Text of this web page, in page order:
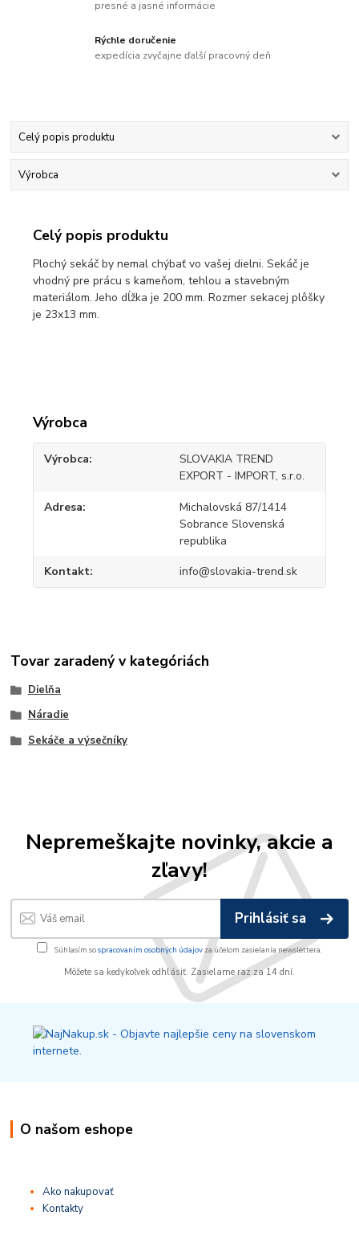
presné a jasné informácie
Rýchle doručenie
expedícia zvyčajne ďalší pracovný deň
Celý popis produktu
Výrobca
Celý popis produktu
Plochý sekáč by nemal chýbať vo vašej dielni. Sekáč je
vhodný pre prácu s kameňom, tehlou a stavebným
materiálom. Jeho dĺžka je 200 mm. Rozmer sekacej plôšky
je 23x13 mm.
Výrobca
Výrobca
SLOVAKIA TREND
EXPORT - IMPORT, s.r.o.
Adresa
Michalovská 87/1414
Sobrance Slovenská
republika
Kontakt info@slovakia-trend.sk
Tovar zaradený v kategóriách
Dielňa
Náradie
Sekáče a výsečníky
Nepremeškajte novinky, akcie a
zľavy!
Prihlásiť sa
Súhlasím sospracovaním osobných údajov za účelom zasielania newslettera.
Môžete sa kedykoľvek odhlásiť. Zasielame raz za 14 dní.
O našom eshope
Ako nakupovať
Kontakty